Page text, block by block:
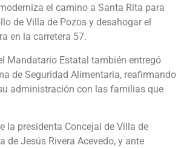
el camino a Santa Rita para
de Villa de Pozos y desahogar el
en la carretera 57.
Mandatario Estatal también entregó
de Seguridad Alimentaria, reafirmando
administración con las familias que
la presidenta Concejal de Villa de
de Jesús Rivera Acevedo, y ante